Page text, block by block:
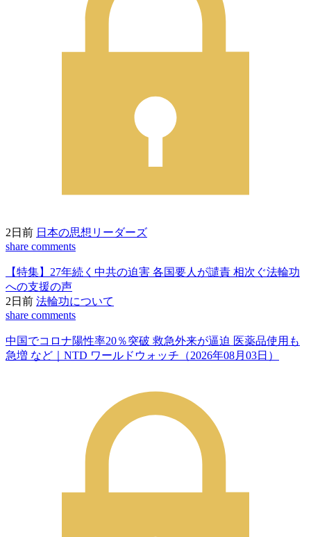
2日前 日本の思想リーダーズ
share comments
【特集】27年続く中共の迫害 各国要人が譴責 相次ぐ法輪功
への支援の声
2日前 法輪功について
share comments
中国でコロナ陽性率20％突破 救急外来が逼迫 医薬品使用も
急増 など｜NTD ワールドウォッチ（2026年08月03日）